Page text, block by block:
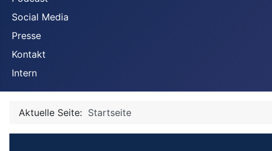
Social Media
Presse
Kontakt
Intern
Aktuelle Seite: Startseite